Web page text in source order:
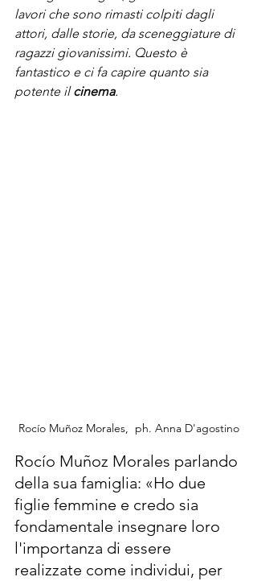
lavori che sono rimasti colpiti dagli
attori, dalle storie, da sceneggiature di
ragazzi giovanissimi. Questo è
fantastico e ci fa capire quanto sia
potente il cinema.
Rocío Muñoz Morales,  ph. Anna D'agostino
Rocío Muñoz Morales parlando
della sua famiglia: «Ho due
figlie femmine e credo sia
fondamentale insegnare loro
l'importanza di essere
realizzate come individui, per